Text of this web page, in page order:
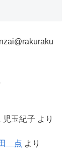
児玉紀子 より
点 より